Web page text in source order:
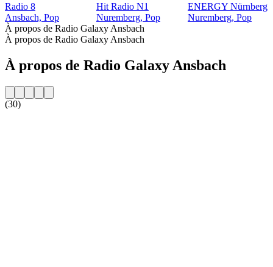
Radio 8
Ansbach, Pop
Hit Radio N1
Nuremberg, Pop
ENERGY Nürnberg
Nuremberg, Pop
À propos de Radio Galaxy Ansbach
À propos de Radio Galaxy Ansbach
À propos de Radio Galaxy Ansbach
(30)